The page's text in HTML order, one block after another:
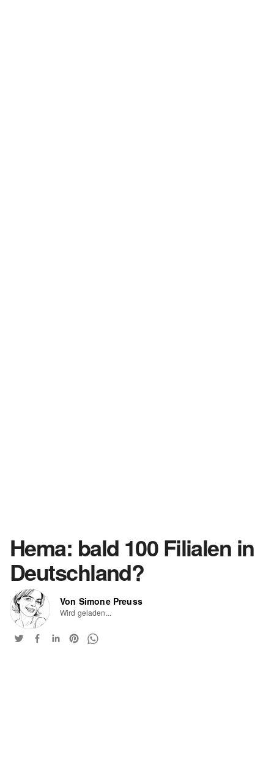
Hema: bald 100 Filialen in
Deutschland?
Von Simone Preuss
Wird geladen...